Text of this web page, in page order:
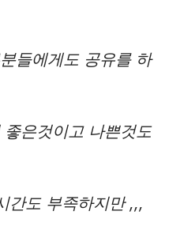
들에게도 공유를 하
은것이고 나쁜것도
간도 부족하지만 ,,,